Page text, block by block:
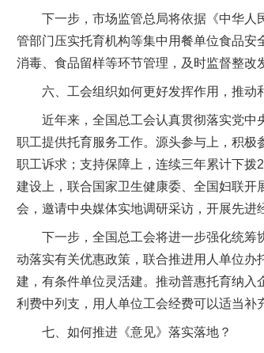
下一步，市场监管总局将依据《中华人
管部门压实托育机构等集中用餐单位食品
消毒、食品留样等环节管理，及时监督整改
六、工会组织如何更好发挥作用，推动
近年来，全国总工会认真贯彻落实党中
职工提供托育服务工作。源头参与上，积
职工诉求；支持保障上，连续三年累计下
建设上，联合国家卫生健康委、全国妇联
会，邀请中央媒体实地调研采访，开展先进
下一步，全国总工会将进一步强化统筹
动落实有关优惠政策，联合推进用人单位
建，有条件单位灵活建。推动普惠托育纳
利费中列支，用人单位工会经费可以适当补
七、如何推进《意见》落实落地？